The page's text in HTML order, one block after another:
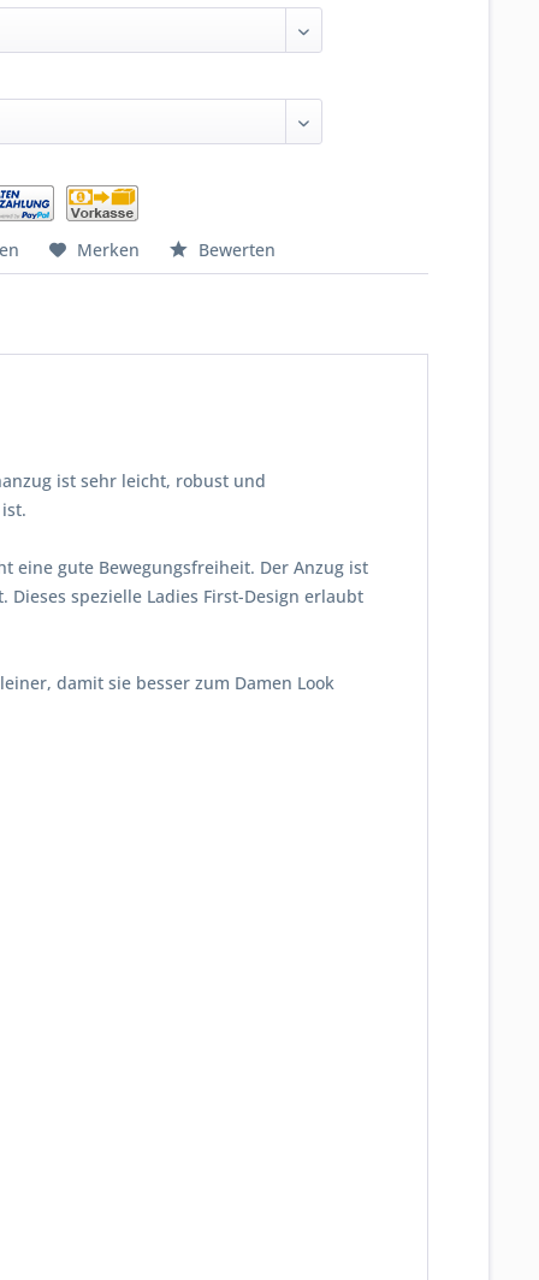
Merken Bewerten
ist sehr leicht, robust und
eine gute Bewegungsfreiheit. Der Anzug ist
spezielle Ladies First-Design erlaubt
damit sie besser zum Damen Look